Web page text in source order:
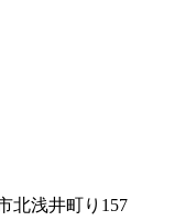
北浅井町り157